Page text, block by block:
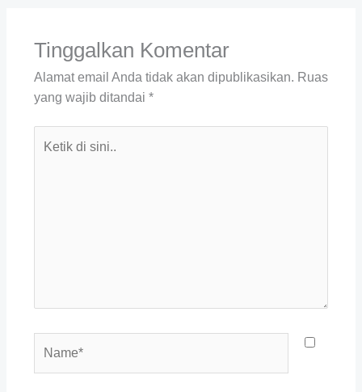
Tinggalkan Komentar
Alamat email Anda tidak akan dipublikasikan. Ruas
yang wajib ditandai *